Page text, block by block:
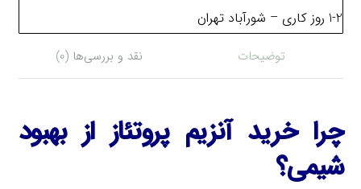
1-2 روز کاری – شورآباد تهران
توضیحات نقد و بررسی‌ها (0)
چرا خرید آنزیم پروتئاز از بهبود
شیمی؟